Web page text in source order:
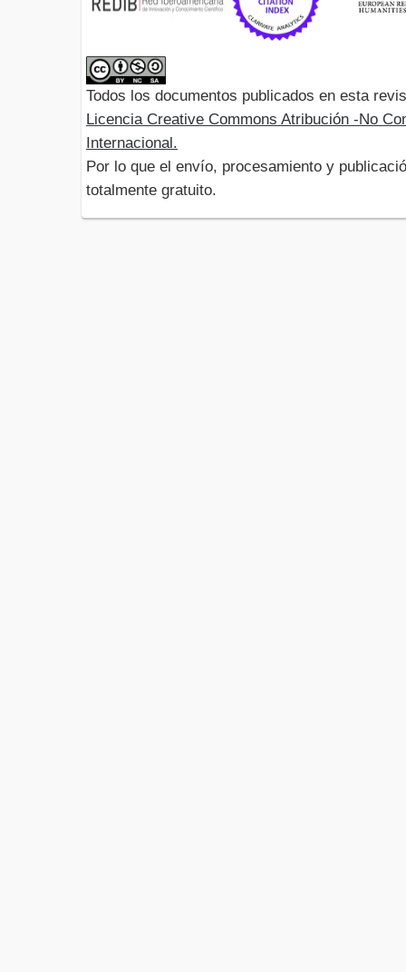
Todos los documentos publicados en esta
Licencia Creative Commons Atribución -No
Internacional.
Por lo que el envío, procesamiento y
totalmente gratuito.